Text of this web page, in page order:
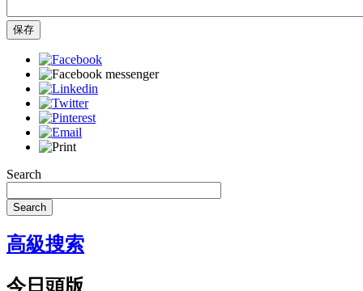
保存
Search
Search
高級搜索
今日頭版